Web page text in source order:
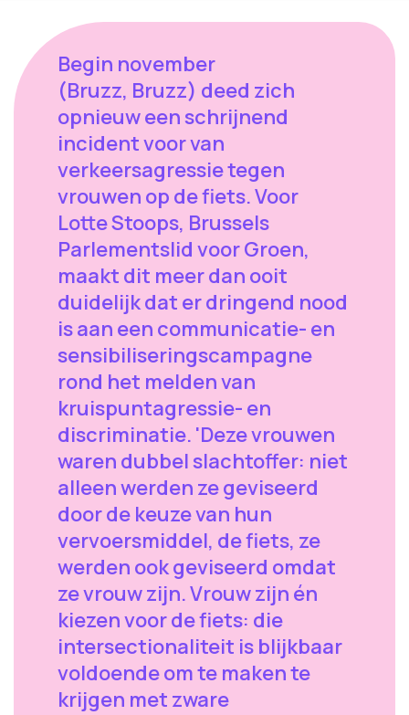
Begin november
(Bruzz, Bruzz) deed zich
opnieuw een schrijnend
incident voor van
verkeersagressie tegen
vrouwen op de fiets. Voor
Lotte Stoops, Brussels
Parlementslid voor Groen,
maakt dit meer dan ooit
duidelijk dat er dringend nood
is aan een communicatie- en
sensibiliseringscampagne
rond het melden van
kruispuntagressie- en
discriminatie. 'Deze vrouwen
waren dubbel slachtoffer: niet
alleen werden ze geviseerd
door de keuze van hun
vervoersmiddel, de fiets, ze
werden ook geviseerd omdat
ze vrouw zijn. Vrouw zijn én
kiezen voor de fiets: die
intersectionaliteit is blijkbaar
voldoende om te maken te
krijgen met zware